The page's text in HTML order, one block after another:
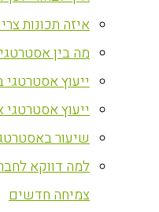
איזה תכונות
מה בין
ייעוץ
ייעוץ אסטרטגי
שיעור
למה דווקא
צמיחה חדשים